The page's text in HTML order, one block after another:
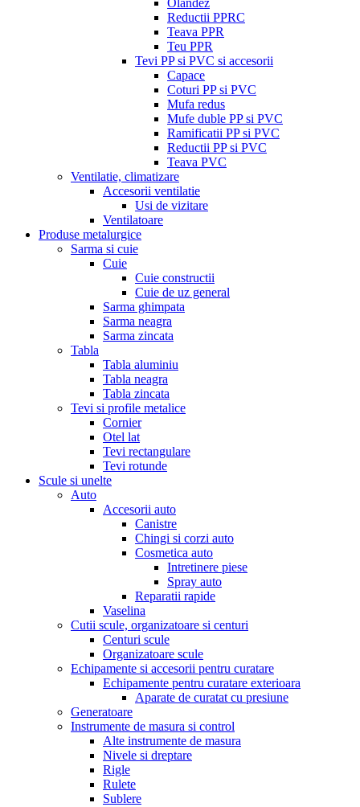
Olandez
Reductii PPRC
Teava PPR
Teu PPR
Tevi PP si PVC si accesorii
Capace
Coturi PP si PVC
Mufa redus
Mufe duble PP si PVC
Ramificatii PP si PVC
Reductii PP si PVC
Teava PVC
Ventilatie, climatizare
Accesorii ventilatie
Usi de vizitare
Ventilatoare
Produse metalurgice
Sarma si cuie
Cuie
Cuie constructii
Cuie de uz general
Sarma ghimpata
Sarma neagra
Sarma zincata
Tabla
Tabla aluminiu
Tabla neagra
Tabla zincata
Tevi si profile metalice
Cornier
Otel lat
Tevi rectangulare
Tevi rotunde
Scule si unelte
Auto
Accesorii auto
Canistre
Chingi si corzi auto
Cosmetica auto
Intretinere piese
Spray auto
Reparatii rapide
Vaselina
Cutii scule, organizatoare si centuri
Centuri scule
Organizatoare scule
Echipamente si accesorii pentru curatare
Echipamente pentru curatare exterioara
Aparate de curatat cu presiune
Generatoare
Instrumente de masura si control
Alte instrumente de masura
Nivele si dreptare
Rigle
Rulete
Sublere